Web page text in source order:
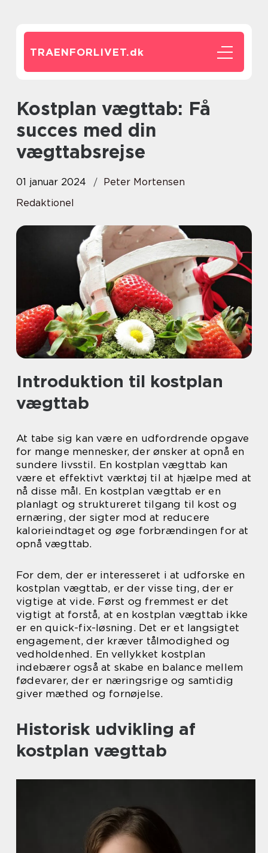
TRAENFORLIVET.dk
Kostplan vægttab: Få
succes med din
vægttabsrejse
01 januar 2024
Peter Mortensen
Redaktionel
Introduktion til kostplan
vægttab
At tabe sig kan være en udfordrende opgave
for mange mennesker, der ønsker at opnå en
sundere livsstil. En kostplan vægttab kan
være et effektivt værktøj til at hjælpe med at
nå disse mål. En kostplan vægttab er en
planlagt og struktureret tilgang til kost og
ernæring, der sigter mod at reducere
kalorieindtaget og øge forbrændingen for at
opnå vægttab.
For dem, der er interesseret i at udforske en
kostplan vægttab, er der visse ting, der er
vigtige at vide. Først og fremmest er det
vigtigt at forstå, at en kostplan vægttab ikke
er en quick-fix-løsning. Det er et langsigtet
engagement, der kræver tålmodighed og
vedholdenhed. En vellykket kostplan
indebærer også at skabe en balance mellem
fødevarer, der er næringsrige og samtidig
giver mæthed og fornøjelse.
Historisk udvikling af
kostplan vægttab